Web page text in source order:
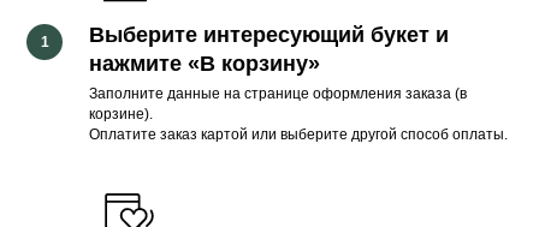
Выберите интересующий букет и
нажмите «В корзину»
Заполните данные на странице оформления заказа (в
корзине).
Оплатите заказ картой или выберите другой способ оплаты.